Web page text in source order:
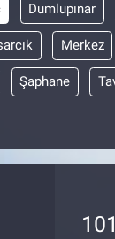
Dumlupınar
Merkez
Şaphane